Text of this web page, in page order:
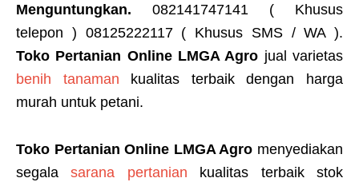
Menguntungkan. 082141747141 ( Khusus
telepon ) 08125222117 ( Khusus SMS / WA ).
Toko Pertanian Online LMGA Agro jual varietas
benih tanaman kualitas terbaik dengan harga
murah untuk petani.
Toko Pertanian Online LMGA Agro menyediakan
segalasarana pertanian kualitas terbaik stok